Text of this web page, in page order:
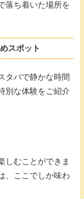
落ち着いた場所を
スポット
タバで静かな時間
別な体験をご紹介
しむことができま
、ここでしか味わ